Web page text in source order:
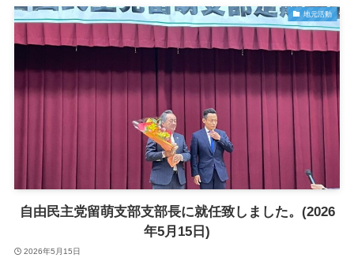
地元活動
自由民主党留萌支部支部長に就任致しました。(2026
年5月15日)
2026年5月15日